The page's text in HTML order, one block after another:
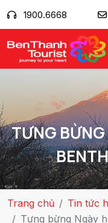
1900.6668
TƯNG BỪNG
Trang chủ
Tin tức
Tưng bừng Ngày